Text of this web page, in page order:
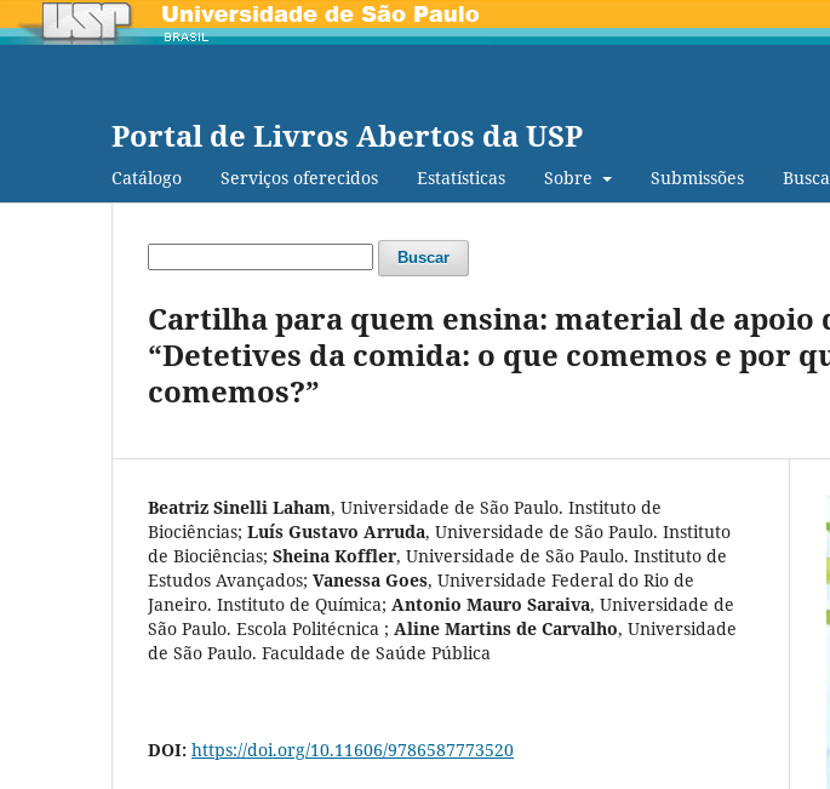
Portal de Livros Abertos da USP
Catálogo Serviços oferecidos Estatísticas Sobre Submissões
Buscar
Cartilha para quem ensina: material de
“Detetives da comida: o que comemos e por
comemos?”
Beatriz Sinelli Laham, Universidade de São Paulo. Instituto de
Biociências; Luís Gustavo Arruda, Universidade de São Paulo. Instituto
de Biociências; Sheina Koffler, Universidade de São Paulo. Instituto de
Estudos Avançados; Vanessa Goes, Universidade Federal do Rio de
Janeiro. Instituto de Química; Antonio Mauro Saraiva, Universidade de
São Paulo. Escola Politécnica ; Aline Martins de Carvalho, Universidade
de São Paulo. Faculdade de Saúde Pública
DOI: https://doi.org/10.11606/9786587773520